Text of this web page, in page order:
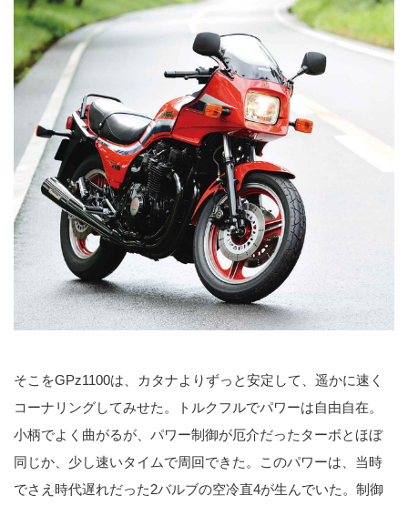
そこをGPz1100は、カタナよりずっと安定して、遥かに速く
コーナリングしてみせた。トルクフルでパワーは自由自在。
小柄でよく曲がるが、パワー制御が厄介だったターボとほぼ
同じか、少し速いタイムで周回できた。このパワーは、当時
でさえ時代遅れだった2バルブの空冷直4が生んでいた。制御